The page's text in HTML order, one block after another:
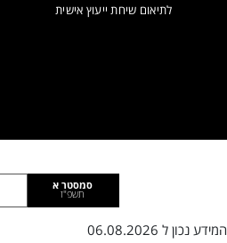
לתיאום שיחת ייעוץ אישית
סמסטר א
תשפ"ז
המידע נכון ל 06.08.2026